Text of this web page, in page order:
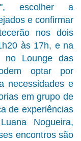
escolher a
e confirmar
nos dois
às 17h, e na
no Lounge das
optar por
necessidades e
em grupo de
de experiências
Nogueira,
encontros são